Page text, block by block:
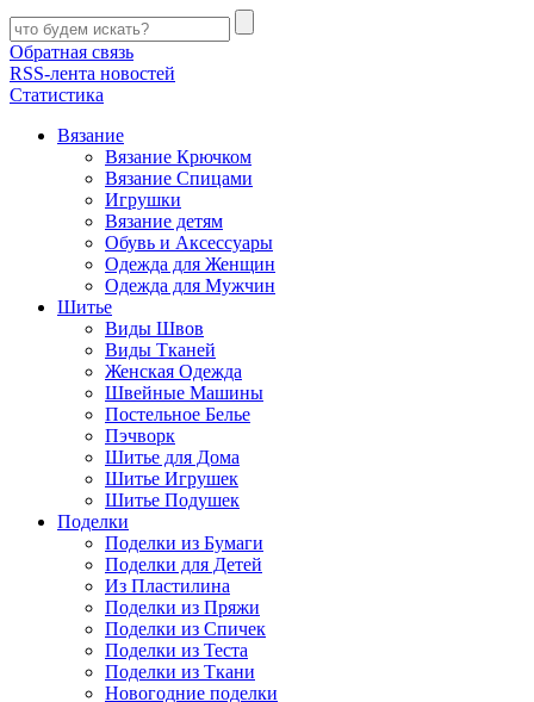
Обратная связь
RSS-лента новостей
Статистика
Вязание
Вязание Крючком
Вязание Спицами
Игрушки
Вязание детям
Обувь и Аксессуары
Одежда для Женщин
Одежда для Мужчин
Шитье
Виды Швов
Виды Тканей
Женская Одежда
Швейные Машины
Постельное Белье
Пэчворк
Шитье для Дома
Шитье Игрушек
Шитье Подушек
Поделки
Поделки из Бумаги
Поделки для Детей
Из Пластилина
Поделки из Пряжи
Поделки из Спичек
Поделки из Теста
Поделки из Ткани
Новогодние поделки